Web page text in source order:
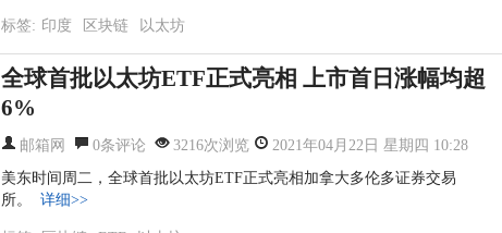
标签: 印度 区块链 以太坊
全球首批以太坊ETF正式亮相 上市首日涨幅均超
6%
邮箱网 0条评论 3216次浏览
2021年04月22日 星期四 10:28
美东时间周二，全球首批以太坊ETF正式亮相加拿大多伦多证券交易
所。
详细>>